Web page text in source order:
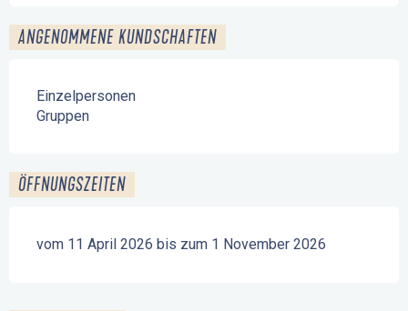
ANGENOMMENE KUNDSCHAFTEN
Einzelpersonen
Gruppen
ÖFFNUNGSZEITEN
vom 11 April 2026 bis zum 1 November 2026